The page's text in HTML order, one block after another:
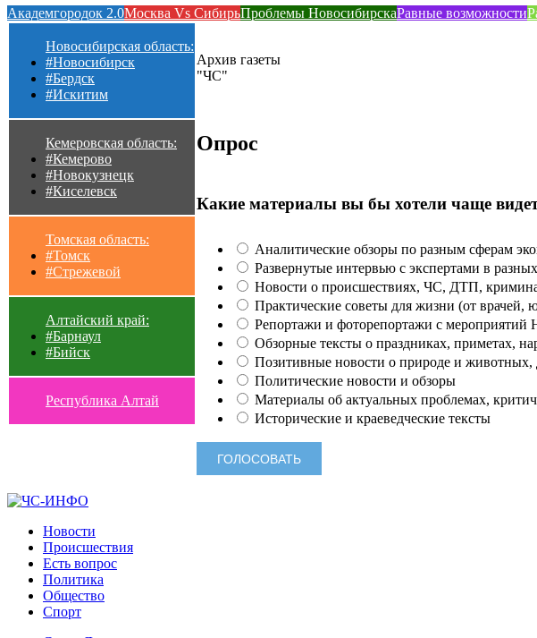
Академгородок 2.0Москва Vs СибирьПроблемы НовосибирскаРавные возможности
Новосибирская область:
#Новосибирск
#Бердск
#Искитим
Кемеровская область:
#Кемерово
#Новокузнецк
#Киселевск
Томская область:
#Томск
#Стрежевой
Алтайский край:
#Барнаул
#Бийск
Республика Алтай
Архив газеты
"ЧС"
Опрос
Какие материалы вы бы хотели чаще
Аналитические обзоры по разным сферам
Развернутые интервью с экспертами в
Новости о происшествиях, ЧС, ДТП,
Практические советы для жизни (от врачей,
Репортажи и фоторепортажи с мероприятий
Обзорные тексты о праздниках, приметах,
Позитивные новости о природе и животных,
Политические новости и обзоры
Материалы об актуальных проблемах,
Исторические и краеведческие тексты
Новости
Происшествия
Есть вопрос
Политика
Общество
Спорт